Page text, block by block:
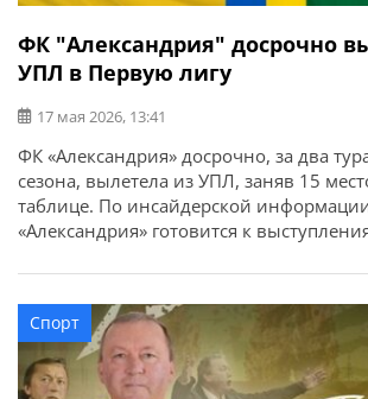
ФК "Александрия" досрочно
УПЛ в Первую лигу
17 мая 2026, 13:41
ФК «Александрия» досрочно, за два
сезона, вылетела из УПЛ, заняв 15
таблице. По инсайдерской
«Александрия» готовится к
новых игроков. Почти все легионеры
Шаран связывался с игроками, у
выступлений в Чемпионате Украины,
Спорт